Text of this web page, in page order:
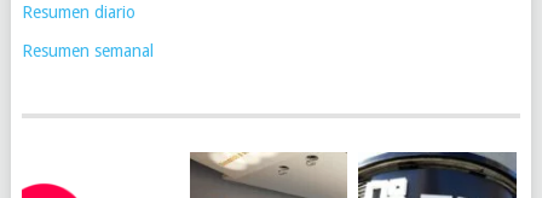
Resumen diario
Resumen semanal